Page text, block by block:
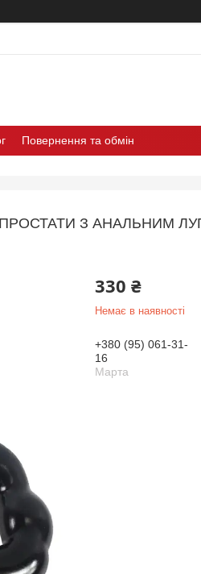
Повернення та обмін
З АНАЛЬНИМ
330 ₴
Немає в наявності
+380 (95) 061-31-
16
Марта